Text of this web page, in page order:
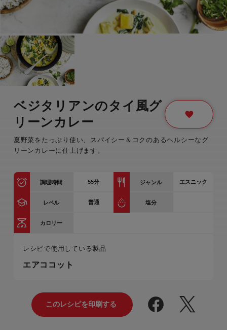
ベジタリアンのタイ風グ
リーンカレー
夏野菜をたっぷり使い、スパイシー＆コクのあるヘルシーなグ
リーンカレーに仕上げます。
調理時間 55分 ジャンル エスニック
レベル 普通 塩分
カロリー
レシピで使用している製品
エアココット